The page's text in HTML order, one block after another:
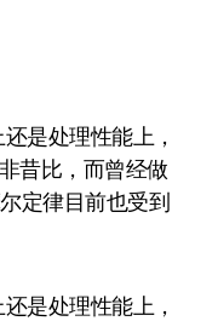
昔比，而曾经做
定律目前也受到
是处理性能上，